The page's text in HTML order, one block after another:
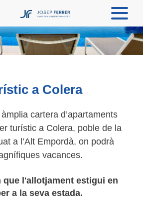
a Colera
cartera d’apartaments
turístic a Colera, poble de la
a l’Alt Empordà, on podrà
vacances.
que l'allotjament estigui en
a la seva estada.